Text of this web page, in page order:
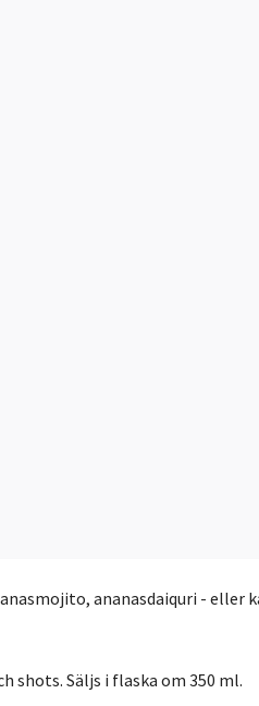
ananasdaiquri - eller
shots. Säljs i flaska om 350 ml.